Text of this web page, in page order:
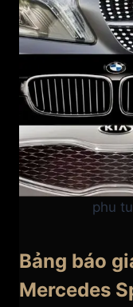
phu
Bảng báo
Mercedes